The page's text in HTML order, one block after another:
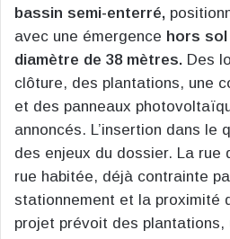
bassin semi-enterré,
avec une émergence hors sol
diamètre de 38 mètres. Des
clôture, des plantations, une
et des panneaux
annoncés. L’insertion dans le
des enjeux du dossier. La rue
rue habitée, déjà contrainte
stationnement et la proximité
projet prévoit des plantations,